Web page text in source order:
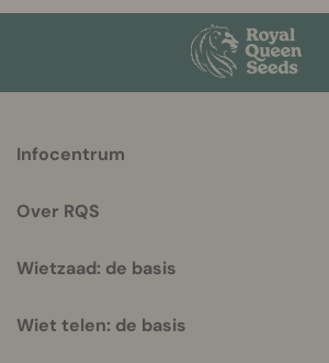
helpful
Infocentrum
Over RQS
Wietzaad: de basis
Wiet telen: de basis